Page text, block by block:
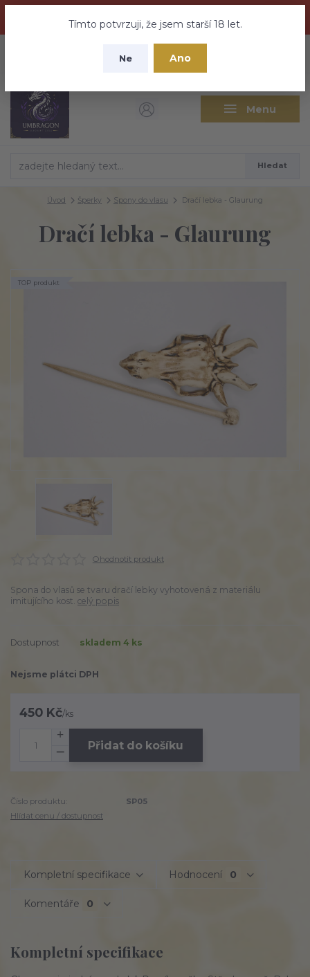
nebuďte vyděšeni zde najdete vše a ještě mnohem víc
Tímto potvrzuji, že jsem starší 18 let.
Ne Ano
Menu
CZK
Hledat
Úvod Šperky Spony do vlasu Dračí lebka - Glaurung
Dračí lebka - Glaurung
TOP produkt
Ohodnotit produkt
Spona do vlasů se tvaru dračí lebky vyhotovená z materiálu
imitujícího kost. celý popis
Dostupnost skladem 4 ks
Nejsme plátci DPH
450 Kč/ks
Přidat do košíku
Číslo produktu:
SP05
Hlídat cenu / dostupnost
Kompletní specifikace Hodnocení 0
Komentáře 0
Kompletní specifikace